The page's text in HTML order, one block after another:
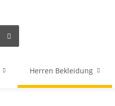
Herren Bekleidung